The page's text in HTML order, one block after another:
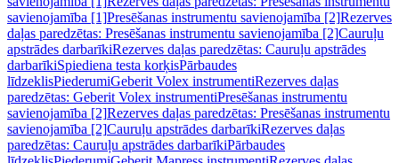
savienojamība [1]Presēšanas instrumentu savienojamība [2]Rezerves
daļas paredzētas: Presēšanas instrumentu savienojamība [2]Cauruļu
apstrādes darbarīkiRezerves daļas paredzētas: Cauruļu apstrādes
darbarīkiSpiediena testa korķisPārbaudes
līdzeklisPiederumiGeberit Volex instrumentiRezerves daļas
paredzētas: Geberit Volex instrumentiPresēšanas instrumentu
savienojamība [2]Rezerves daļas paredzētas: Presēšanas instrumentu
savienojamība [2]Cauruļu apstrādes darbarīkiRezerves daļas
paredzētas: Cauruļu apstrādes darbarīkiPārbaudes